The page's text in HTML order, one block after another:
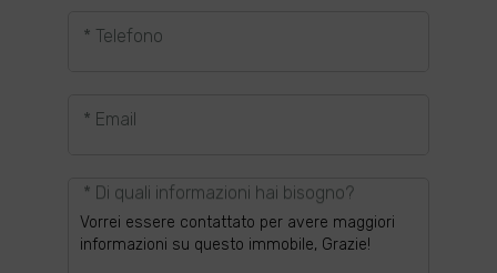
* Telefono
* Email
* Di quali informazioni hai bisogno?